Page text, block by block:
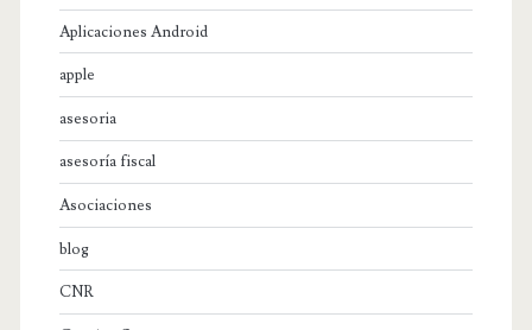
Aplicaciones Android
apple
asesoria
asesoría fiscal
Asociaciones
blog
CNR